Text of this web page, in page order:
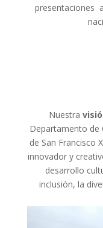
presentaciones
Nuestra
Departamento de
de San Francisco
innovador y
desarrollo
inclusión, la